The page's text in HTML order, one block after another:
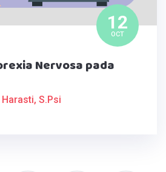
12
OCT
Nervosa pada
S.Psi